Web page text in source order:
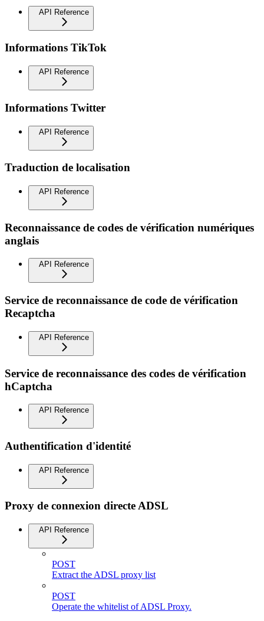
API Reference
Informations TikTok
API Reference
Informations Twitter
API Reference
Traduction de localisation
API Reference
Reconnaissance de codes de vérification numériques
anglais
API Reference
Service de reconnaissance de code de vérification
Recaptcha
API Reference
Service de reconnaissance des codes de vérification
hCaptcha
API Reference
Authentification d'identité
API Reference
Proxy de connexion directe ADSL
API Reference
POST
Extract the ADSL proxy list
POST
Operate the whitelist of ADSL Proxy.